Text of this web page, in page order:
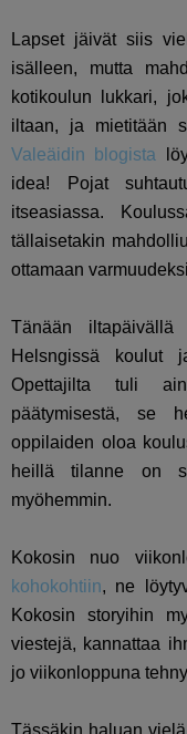
Lapset jäivät siis
isälleen, mutta
kotikoulun lukkari,
iltaan, ja mietitään
Valeäidin blogista
idea! Pojat
itseasiassa.
tällaisetakin
ottamaan
Tänään
Helsngissä koulut
Opettajilta tuli
päätymisestä, se
oppilaiden oloa
heillä tilanne on
myöhemmin.
Kokosin nuo
kohokohtiin, ne
Kokosin storyihin
viestejä, kannattaa
jo viikonloppuna
Tässäkin haluan